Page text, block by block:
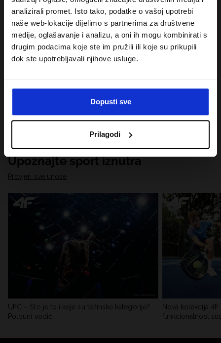
analizirali promet. Isto tako, podatke o vašoj upotrebi
naše web-lokacije dijelimo s partnerima za društvene
medije, oglašavanje i analizu, a oni ih mogu kombinirati s
drugim podacima koje ste im pružili ili koje su prikupili
dok ste upotrebljavali njihove usluge.
Dopusti sve
Prilagodi
Upoznajte sport iznutra
Provjeri sve unose
UFC – Što je to i koje su težinske kategorije?
Potpuni vodič
Nova kolekcija
funkcionalnost